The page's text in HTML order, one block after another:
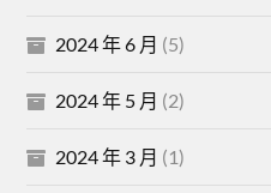
2024 年 6 月 (5)
2024 年 5 月 (2)
2024 年 3 月 (1)